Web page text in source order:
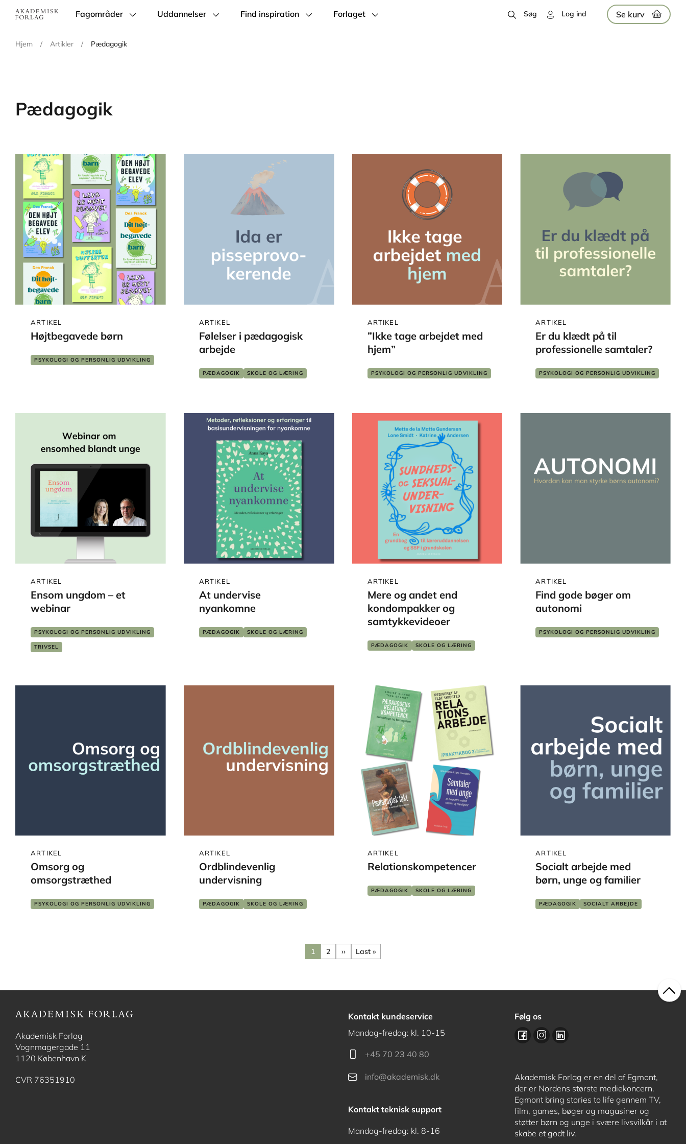
Main
Fagområder Uddannelser Find inspiration Forlaget Søg Log ind Se kurv
Hjem / Artikler / Pædagogik
Pædagogik
ARTIKEL
Højtbegavede børn
PSYKOLOGI OG PERSONLIG UDVIKLING
ARTIKEL
Følelser i pædagogisk
arbejde
PÆDAGOGIK
SKOLE OG LÆRING
ARTIKEL
”Ikke tage arbejdet med
hjem”
PSYKOLOGI OG PERSONLIG UDVIKLING
ARTIKEL
Er du klædt på til
professionelle samtaler?
PSYKOLOGI OG PERSONLIG UDVIKLING
ARTIKEL
Ensom ungdom – et
webinar
PSYKOLOGI OG PERSONLIG UDVIKLING
PÆDAGOGIK
TVÆRFAGLIGT
TRIVSEL
ARTIKEL
At undervise
nyankomne
PÆDAGOGIK SKOLE OG LÆRING
ARTIKEL
Mere og andet end
kondompakker og
samtykkevideoer
PÆDAGOGIK SKOLE OG LÆRING
ARTIKEL
Find gode bøger om
autonomi
PSYKOLOGI OG PERSONLIG UDVIKLING
ARTIKEL
Omsorg og
omsorgstræthed
PSYKOLOGI OG PERSONLIG UDVIKLING
ARTIKEL
Ordblindevenlig
undervisning
PÆDAGOGIK
SKOLE OG LÆRING
ARTIKEL
Relationskompetencer
PÆDAGOGIK SKOLE OG LÆRING
ARTIKEL
Socialt arbejde med
børn, unge og familier
PÆDAGOGIK SOCIALT ARBEJDE
Nuværende
1 Side
2
Næste
›› Sidste side
Last »
Akademisk Forlag
Vognmagergade 11
1120 København K
CVR 76351910
Kontakt kundeservice
Mandag-fredag: kl. 10-15
+45 70 23 40 80
info@akademisk.dk
Kontakt teknisk support
Mandag-fredag: kl. 8-16
Følg os
Akademisk Forlag er en del af Egmont,
der er Nordens største mediekoncern.
Egmont bring stories to life gennem TV,
film, games, bøger og magasiner og
støtter børn og unge i svære livsvilkår i at
skabe et godt liv.